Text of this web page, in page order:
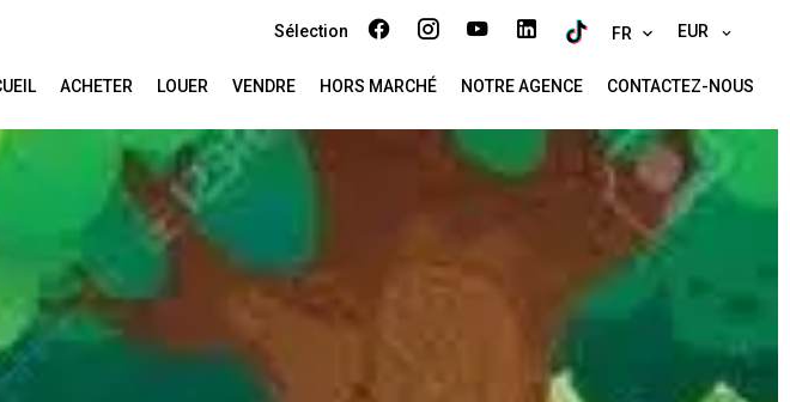
Sélection FR EUR
ACHETER LOUER VENDRE HORS MARCHÉ NOTRE AGENCE CONTACTEZ-NOUS